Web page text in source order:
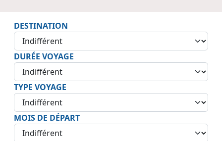
DESTINATION
DURÉE VOYAGE
TYPE VOYAGE
MOIS DE DÉPART